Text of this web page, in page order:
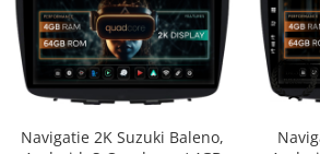
Nissan
Mitsubishi
Land Rover
Navigatie 2K Suzuki Baleno,